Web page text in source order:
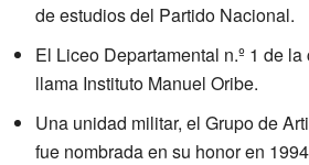
de estudios del Partido Nacional.
El Liceo Departamental n.º 1 de
llama Instituto Manuel Oribe.
Una unidad militar, el Grupo de
fue nombrada en su honor en